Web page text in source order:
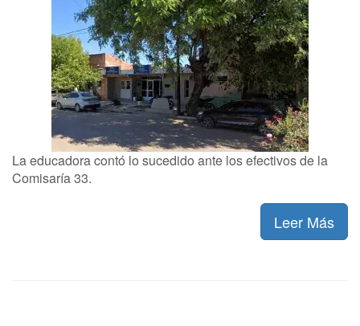
La educadora contó lo sucedido ante los efectivos de la
Comisaría 33.
Leer Más